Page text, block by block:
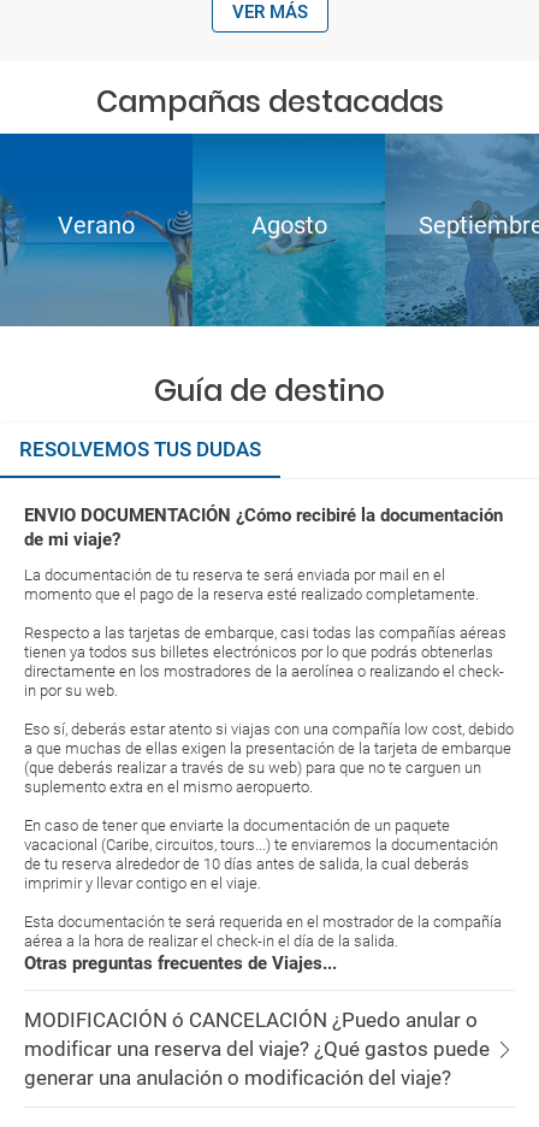
VER MÁS
Campañas destacadas
Verano Agosto
Guía de destino
RESOLVEMOS TUS DUDAS
ENVIO DOCUMENTACIÓN ¿Cómo recibiré la documentación
de mi viaje?
La documentación de tu reserva te será enviada por mail en el
momento que el pago de la reserva esté realizado completamente.
Respecto a las tarjetas de embarque, casi todas las compañías aéreas
tienen ya todos sus billetes electrónicos por lo que podrás obtenerlas
directamente en los mostradores de la aerolínea o realizando el check-
in por su web.
Eso sí, deberás estar atento si viajas con una compañía low cost, debido
a que muchas de ellas exigen la presentación de la tarjeta de embarque
(que deberás realizar a través de su web) para que no te carguen un
suplemento extra en el mismo aeropuerto.
En caso de tener que enviarte la documentación de un paquete
vacacional (Caribe, circuitos, tours...) te enviaremos la documentación
de tu reserva alrededor de 10 días antes de salida, la cual deberás
imprimir y llevar contigo en el viaje.
Esta documentación te será requerida en el mostrador de la compañía
aérea a la hora de realizar el check-in el día de la salida.
Otras preguntas frecuentes de Viajes...
MODIFICACIÓN ó CANCELACIÓN ¿Puedo anular o
modificar una reserva del viaje? ¿Qué gastos puede
generar una anulación o modificación del viaje?